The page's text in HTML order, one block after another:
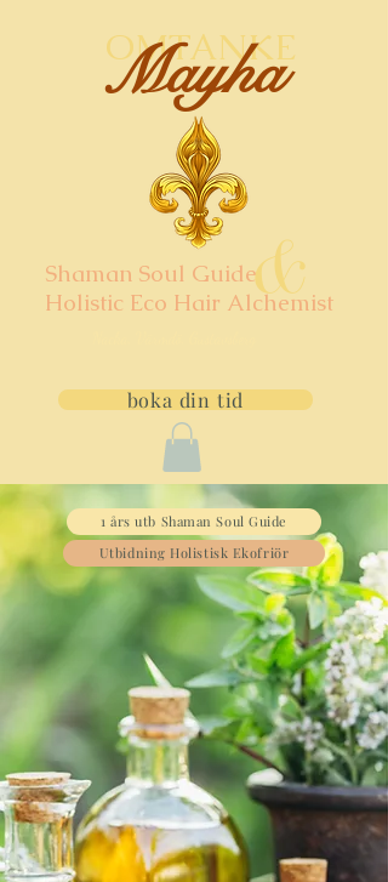
OMTANKE
Mayha
Shaman Soul Guide
Holistic Eco Hair Alchemist
&
boka din tid
1 års utb Shaman Soul Guide
Utbidning Holistisk Ekofriör